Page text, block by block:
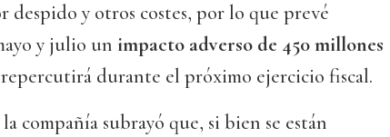
despido y otros costes, por lo que prevé
y julio un impacto adverso de 450 millones
durante el próximo ejercicio fiscal.
compañía subrayó que, si bien se están